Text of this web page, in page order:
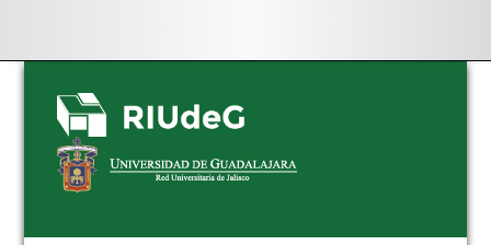
Skip
navigation